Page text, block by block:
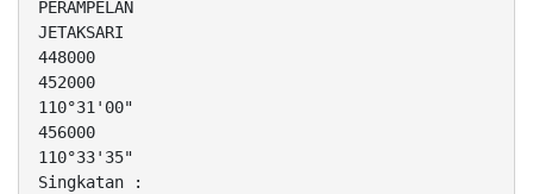
PERAMPELAN
JETAKSARI
448000
452000
110°31'00"
456000
110°33'35"
Singkatan :